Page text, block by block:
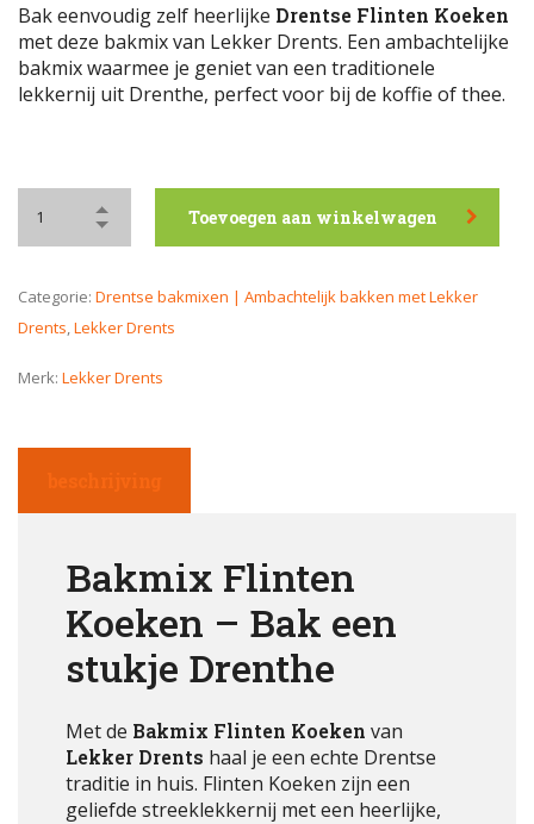
Bak eenvoudig zelf heerlijke Drentse Flinten Koeken
met deze bakmix van Lekker Drents. Een ambachtelijke
bakmix waarmee je geniet van een traditionele
lekkernij uit Drenthe, perfect voor bij de koffie of thee.
Toevoegen aan winkelwagen
Categorie: Drentse bakmixen | Ambachtelijk bakken met Lekker
Drents,Lekker Drents
Merk: Lekker Drents
Bakmix Flinten
Koeken – Bak een
stukje Drenthe
Met de Bakmix Flinten Koeken van
Lekker Drents haal je een echte Drentse
traditie in huis. Flinten Koeken zijn een
geliefde streeklekkernij met een heerlijke,